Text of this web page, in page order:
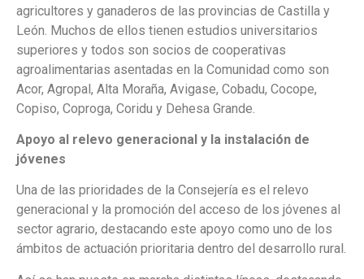
agricultores y ganaderos de las provincias de Castilla y
León. Muchos de ellos tienen estudios universitarios
superiores y todos son socios de cooperativas
agroalimentarias asentadas en la Comunidad como son
Acor, Agropal, Alta Moraña, Avigase, Cobadu, Cocope,
Copiso, Coproga, Coridu y Dehesa Grande.
Apoyo al relevo generacional y la instalación de
jóvenes
Una de las prioridades de la Consejería es el relevo
generacional y la promoción del acceso de los jóvenes al
sector agrario, destacando este apoyo como uno de los
ámbitos de actuación prioritaria dentro del desarrollo rural.